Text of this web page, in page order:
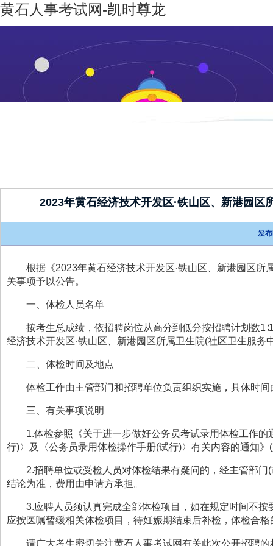
黄石人事考试网-凯时尊龙
2023年黄石经济技术开发区·铁山区、新港园
发
根据《2023年黄石经济技术开发区·铁山区、新港园区
关事项予以公告。
一、体检人员名单
按考生总成绩，依招聘岗位从高分到低分按招聘计划数
经济技术开发区·铁山区、新港园区所属卫生院(社区卫生服
二、体检时间及地点
体检工作由主管部门和招聘单位负责组织实施 ， 具体时间
三、有关事项说明
1.体检参照《关于进一步做好公务员考试录用体检工作
行)〉及〈公务员录用体检操作手册(试行)〉有关内容的通知
2.招聘单位或受检人员对体检结果有疑问的，经主管部
结论为准，费用由申请方承担。
3.应聘人员须认真完成全部体检项目，如在规定时间不
应按医嘱暂缓相关体检项目，待妊娠期结束后补检，体检合
请广大考生密切关注黄石人事考试网有关此次公开招聘的